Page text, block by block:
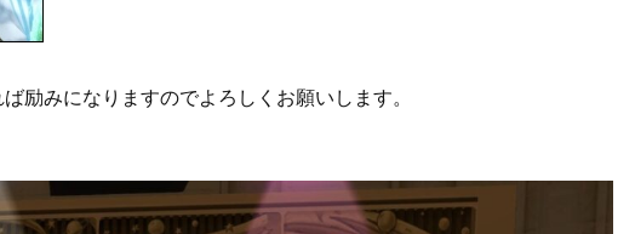
励みになりますのでよろしくお願いします。